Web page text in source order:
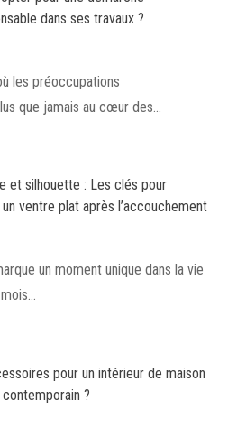
dans ses travaux ?
les préoccupations
que jamais au cœur des…
et silhouette : Les clés pour
ventre plat après l’accouchement
un moment unique dans la vie
pour un intérieur de maison
?